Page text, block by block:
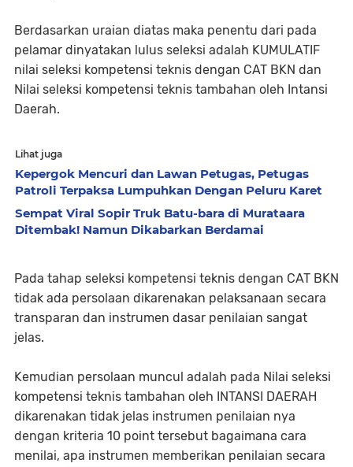
Berdasarkan uraian diatas maka penentu dari pada
pelamar dinyatakan lulus seleksi adalah KUMULATIF
nilai seleksi kompetensi teknis dengan CAT BKN dan
Nilai seleksi kompetensi teknis tambahan oleh Intansi
Daerah.
Lihat juga
Kepergok Mencuri dan Lawan Petugas, Petugas
Patroli Terpaksa Lumpuhkan Dengan Peluru Karet
Sempat Viral Sopir Truk Batu-bara di Murataara
Ditembak! Namun Dikabarkan Berdamai
Pada tahap seleksi kompetensi teknis dengan CAT BKN
tidak ada persolaan dikarenakan pelaksanaan secara
transparan dan instrumen dasar penilaian sangat
jelas.
Kemudian persolaan muncul adalah pada Nilai seleksi
kompetensi teknis tambahan oleh INTANSI DAERAH
dikarenakan tidak jelas instrumen penilaian nya
dengan kriteria 10 point tersebut bagaimana cara
menilai, apa instrumen memberikan penilaian secara